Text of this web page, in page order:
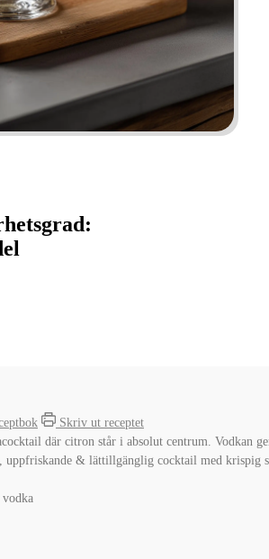
Skriv ut receptet
där citron står i absolut centrum. Vodkan
uppfriskande & lättillgänglig cocktail med krispig